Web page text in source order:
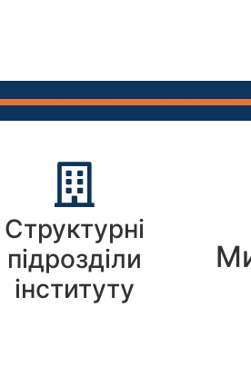
Структурні
підрозділи
інституту